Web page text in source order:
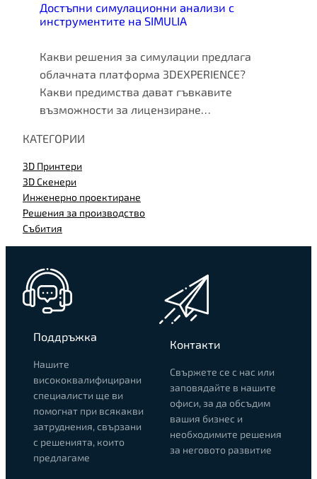
Достъпни симулационни анализи с
инструментите на SIMULIA
Какви решения за симулации предлага
облачната платформа 3DEXPERIENCE?
Какви предимства дават гъвкавите
възможности за лицензиране…
КАТЕГОРИИ
3D Принтери
3D Скенери
Инженерно проектиране
Решения за производство
Събития
Поддръжка
Нашите
висококвалифицирани
специалисти ще ви
помогнат при всякакви
затруднения, свързани
с решенията, които
предлагаме
Контакти
Свържете се с нас или
заповядайте в нашите
офиси, за да обсъдим
вашия бизнес и
необходимите решения
за неговото развитие